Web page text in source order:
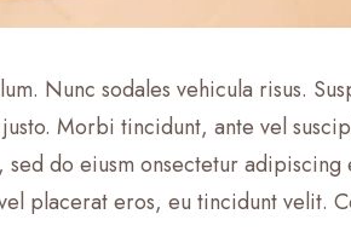
Nunc sodales vehicula risus.
Morbi tincidunt, ante vel
do eiusm onsectetur adipiscing
placerat eros, eu tincidunt velit.